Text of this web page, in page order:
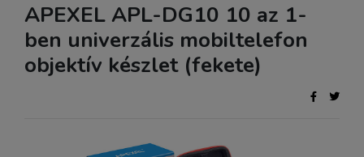
APEXEL APL-DG10 10 az 1-
ben univerzális mobiltelefon
objektív készlet (fekete)